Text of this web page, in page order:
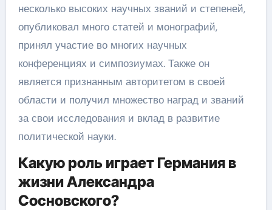
несколько высоких научных званий и степеней,
опубликовал много статей и монографий,
принял участие во многих научных
конференциях и симпозиумах. Также он
является признанным авторитетом в своей
области и получил множество наград и званий
за свои исследования и вклад в развитие
политической науки.
Какую роль играет Германия в
жизни Александра
Сосновского?